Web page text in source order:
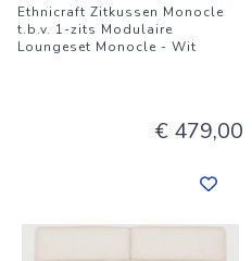
Ethnicraft Zitkussen Monocle
t.b.v. 1-zits Modulaire
Loungeset Monocle - Wit
€ 479,00